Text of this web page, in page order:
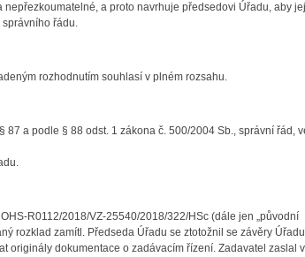
a proto navrhuje předsedovi Úřadu, aby
řádu.
rozhodnutím souhlasí v plném rozsahu.
a podle § 88 odst. 1 zákona č. 500/2004 Sb., správní řád,
R0112/2018/VZ-25540/2018/322/HSc (dále jen „původní
rozklad zamítl. Předseda Úřadu se ztotožnil se závěry Úřadu
originály dokumentace o zadávacím řízení. Zadavatel zaslal